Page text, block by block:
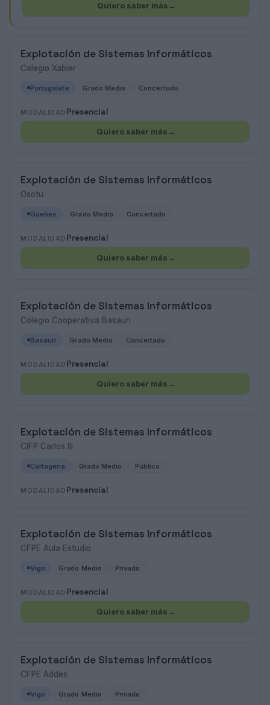
Quiero saber más →
Explotación de Sistemas Informáticos
Colegio Xabier
Portugalete Grado Medio Concertado
MODALIDAD Presencial
Quiero saber más →
Explotación de Sistemas Informáticos
Osotu
Güeñes Grado Medio Concertado
MODALIDAD Presencial
Quiero saber más →
Explotación de Sistemas Informáticos
Colegio Cooperativa Basauri
Basauri Grado Medio Concertado
MODALIDAD Presencial
Quiero saber más →
Explotación de Sistemas Informáticos
CIFP Carlos III
Cartagena Grado Medio Público
MODALIDAD Presencial
Explotación de Sistemas Informáticos
CFPE Aula Estudio
Vigo Grado Medio Privado
MODALIDAD Presencial
Quiero saber más →
Explotación de Sistemas Informáticos
CFPE Addes
Vigo Grado Medio Privado